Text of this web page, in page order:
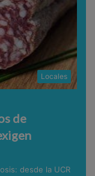
Locales
de
desde la UCR